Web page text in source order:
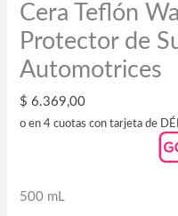
Cera Teflón
Protector de
Automotrices
$ 6.369,00
o en 4 cuotas con tarjeta de
500 mL